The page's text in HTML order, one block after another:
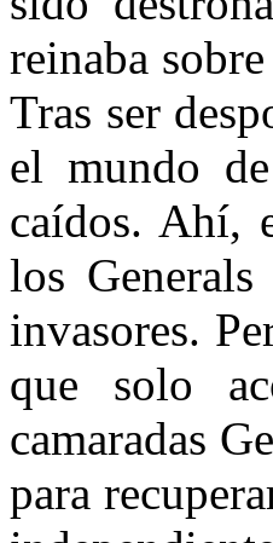
reinaba
Tras ser
el mundo
caídos. Ahí,
los
invasores.
que solo
camaradas
para